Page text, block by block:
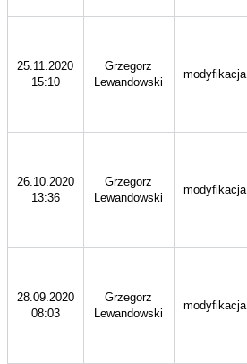
25.11.2020
15:10
Grzegorz
Lewandowski
modyfikacja
26.10.2020
13:36
Grzegorz
Lewandowski
modyfikacja
28.09.2020
08:03
Grzegorz
Lewandowski
modyfikacja